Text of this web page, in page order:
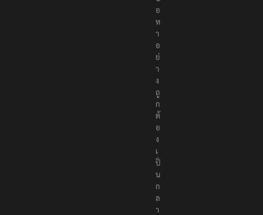
อ
ห
า
อ
ย่
า
ง
ถู
ก
ต้
อ
ง
เ
ป็
น
ก
ล
า